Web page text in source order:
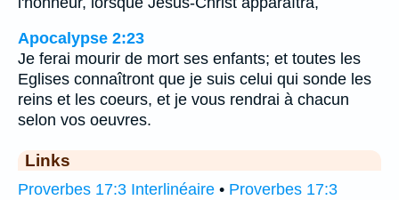
Apocalypse 2:23
Je ferai mourir de mort ses enfants; et toutes les
Eglises connaîtront que je suis celui qui sonde les
reins et les coeurs, et je vous rendrai à chacun
selon vos oeuvres.
Links
Proverbes 17:3 Interlinéaire • Proverbes 17:3